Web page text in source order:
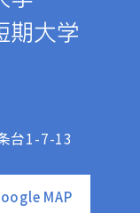
台1-7-13
MAP